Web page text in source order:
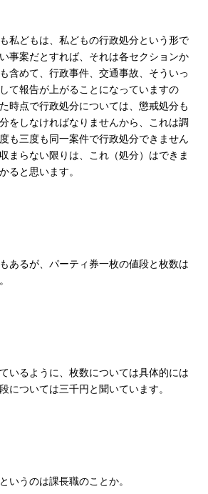
私どもは、私どもの行政処分という形で
事案だとすれば、それは各セクションか
含めて、行政事件、交通事故、そういっ
て報告が上がることになっていますの
時点で行政処分については、懲戒処分も
をしなければなりませんから、これは調
も三度も同一案件で行政処分できません
まらない限りは、これ（処分）はできま
ると思います。
あるが、パーティ券一枚の値段と枚数は
いるように、枚数については具体的には
については三千円と聞いています。
うのは課長職のことか。